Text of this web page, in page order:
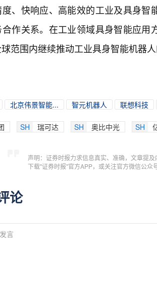
、快响应、高能效的工业及具身
作关系。在工业领域具身智能应
范围内继续推动工业具身智能机器
北京伟景智能... 智元机器人 联想科技
SH 瑞可达 SH 奥比中光 SH
声明：证券时报力求信息真实、准确，文章提
下载"证券时报"官方APP，或关注官方微信公
论
言